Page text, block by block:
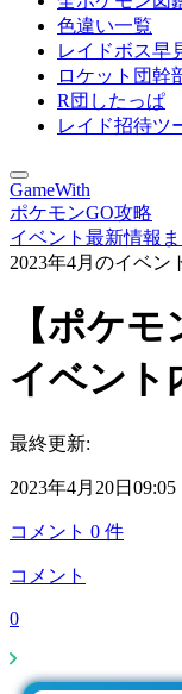
色違い一覧
レイドボス早
ロケット団幹
R団したっぱ
レイド招待ツ
GameWith
ポケモンGO攻略
イベント最新情報
2023年4月のイベン
【ポケ
イベント
最終更新:
2023年4月20日09:05
コメント 0 件
コメント
0